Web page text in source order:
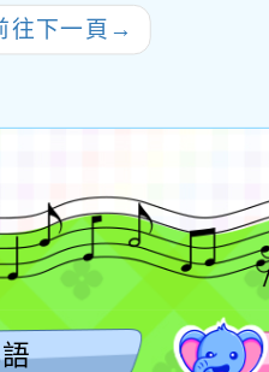
理114-1學期「美
通識課程與美感體
往下一頁 →